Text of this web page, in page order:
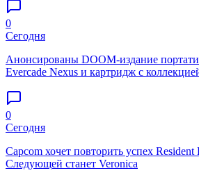
0
Сегодня
Анонсированы DOOM-издание
Evercade Nexus и картридж с
0
Сегодня
Capcom хочет повторить успех
Следующей станет Veronica